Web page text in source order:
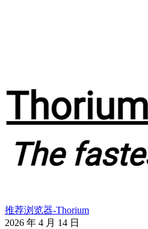
推荐浏览器-Thorium
2026 年 4 月 14 日